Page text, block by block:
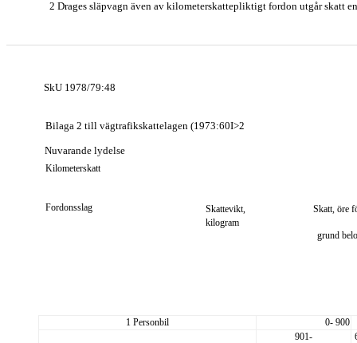
2 Drages släpvagn även av kilometerskattepliktigt fordon utgår skatt
SkU 1978/79:48
Bilaga 2 till vägtrafikskattelagen (1973:60I>2
Nuvarande lydelse
Kilometerskatt
Fordonsslag
Skattevikt,
kilogram
Skatt, öre
grund
1 Personbil
0- 900
901-